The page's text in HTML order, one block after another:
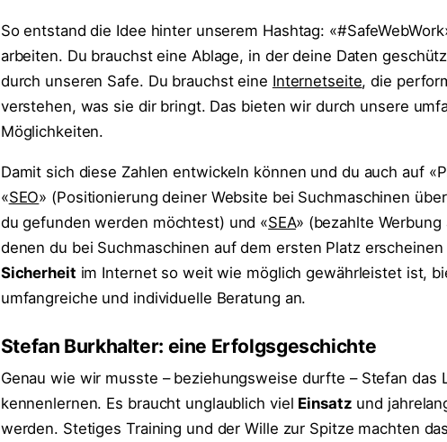
So entstand die Idee hinter unserem Hashtag:
arbeiten. Du brauchst eine Ablage, in der deine Daten
durch unseren Safe. Du brauchst eine Internetseite, die
verstehen, was sie dir bringt. Das bieten wir durch unsere
Möglichkeiten.
Damit sich diese Zahlen entwickeln können und du auch auf
«SEO» (Positionierung deiner Website bei Suchmaschinen
du gefunden werden möchtest) und «SEA» (bezahlte
denen du bei Suchmaschinen auf dem ersten Platz
Sicherheit im Internet so weit wie möglich gewährleistet ist,
umfangreiche und individuelle Beratung an.
Stefan Burkhalter: eine Erfolgsgeschichte
Genau wie wir musste – beziehungsweise durfte – Stefan das
kennenlernen. Es braucht unglaublich viel Einsatz und
werden. Stetiges Training und der Wille zur Spitze machten